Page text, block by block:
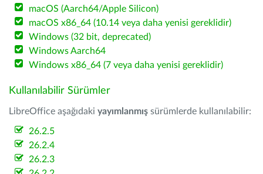
macOS (Aarch64/Apple Silicon)
macOS x86_64 (10.14 veya daha yenisi gereklidir)
Windows (32 bit, deprecated)
Windows Aarch64
Windows x86_64 (7 veya daha yenisi gereklidir)
Kullanılabilir Sürümler
LibreOffice aşağıdaki yayımlanmış sürümlerde kullanılabilir:
26.2.5
26.2.4
26.2.3